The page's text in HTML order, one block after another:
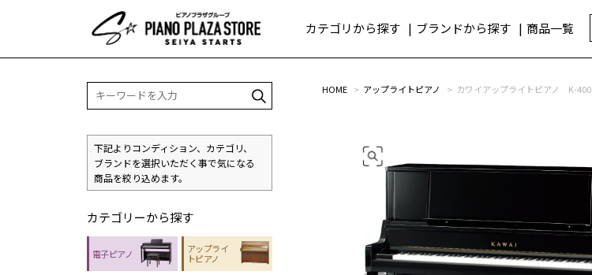
カテゴリから探す ブランドから探す 商品一覧
HOME アップライトピアノ カワイアップライトピアノ K-400
下記よりコンディション、カテゴリ、
ブランドを選択いただく事で気になる
商品を絞り込めます。
カテゴリーから探す
電子ピアノ
アップライ
トピアノ